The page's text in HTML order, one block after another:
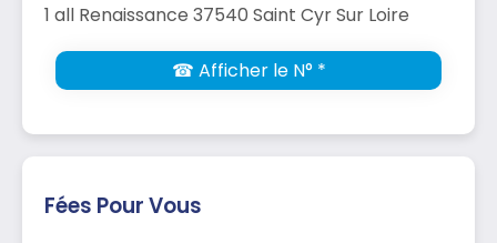
1 all Renaissance 37540 Saint Cyr Sur Loire
☎ Afficher le N° *
Fées Pour Vous